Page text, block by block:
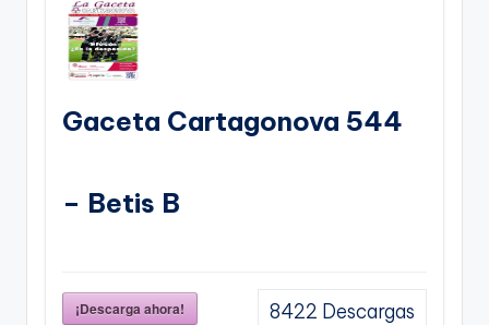
Gaceta Cartagonova 544
– Betis B
¡Descarga ahora! 8422 Descargas